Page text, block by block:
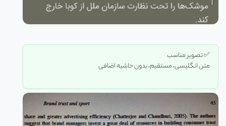
✅ تصویر مناسب
متن انگلیسی، مستقیم، بدون حاشیه اضافی